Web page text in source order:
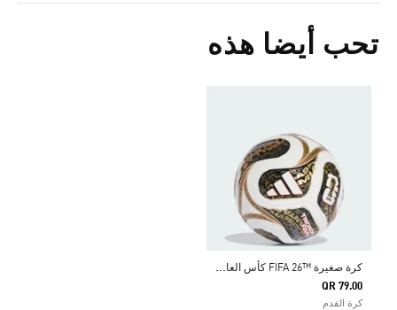
تحب أيضا هذه
ك
رة صغيرة ™26 FIFA كأس العالم TRIONDA FINALS
QR 79.00
كرة القدم